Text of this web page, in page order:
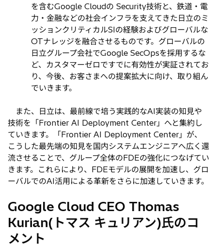
を含むGoogle Cloudの Security技術と、鉄道・電
力・金融などの社会インフラを支えてきた日立のミ
ッションクリティカルSIの経験およびグローバルな
OTナレッジを融合させるものです。グローバルの
日立グループ会社でGoogle SecOpsを採用するな
ど、カスタマーゼロですでに有効性が実証されてお
り、今後、お客さまへの提案拡大に向け、取り組ん
でいきます。
また、日立は、最前線で培う実践的なAI実装の知見や
技術を「Frontier AI Deployment Center」へと集約し
ていきます。「Frontier AI Deployment Center」が、
こうした最先端の知見を国内システムエンジニアへ広く還
流させることで、グループ全体のFDEの強化につなげてい
きます。これらにより、FDEモデルの展開を加速し、グロ
ーバルでのAI活用による革新をさらに加速していきます。
Google Cloud CEO Thomas
Kurian(トマス キュリアン)氏のコ
メント